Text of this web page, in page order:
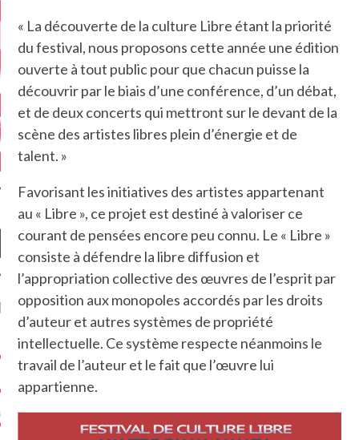
CRITIQUES
7.6
DUDE’S REV...
6.8
– HEL...
« La découverte de la culture Libre étant la priorité
du festival, nous proposons cette année une édition
ouverte à tout public pour que chacun puisse la
découvrir par le biais d’une conférence, d’un débat,
et de deux concerts qui mettront sur le devant de la
scène des artistes libres plein d’énergie et de
talent. »
Favorisant les initiatives des artistes appartenant
au « Libre », ce projet est destiné à valoriser ce
courant de pensées encore peu connu. Le « Libre »
consiste à défendre la libre diffusion et
l’appropriation collective des œuvres de l’esprit par
opposition aux monopoles accordés par les droits
d’auteur et autres systèmes de propriété
intellectuelle. Ce système respecte néanmoins le
travail de l’auteur et le fait que l’œuvre lui
appartienne.